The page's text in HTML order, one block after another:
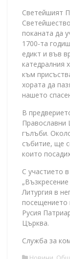
Светейшият
поканата да
1700-та
едикт и във
катедралния
към
хората да
нашето
В
Православни
гълъби.
събитие, ще
които
С участието
Литургия в
посещението
Русия
Църква.
Служба за